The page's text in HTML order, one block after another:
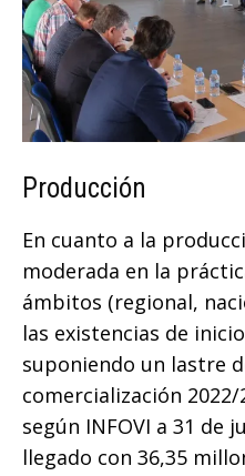
Producción
En cuanto a la
moderada en la
ámbitos (regional,
las existencias de
suponiendo un lastre
comercialización 2022/
según INFOVI a 31 de
llegado con 36,35